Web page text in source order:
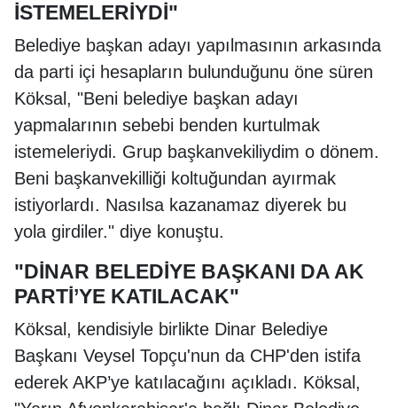
İSTEMELERİYDİ"
Belediye başkan adayı yapılmasının arkasında
da parti içi hesapların bulunduğunu öne süren
Köksal, "Beni belediye başkan adayı
yapmalarının sebebi benden kurtulmak
istemeleriydi. Grup başkanvekiliydim o dönem.
Beni başkanvekilliği koltuğundan ayırmak
istiyorlardı. Nasılsa kazanamaz diyerek bu
yola girdiler." diye konuştu.
"DİNAR BELEDİYE BAŞKANI DA AK
PARTİ’YE KATILACAK"
Köksal, kendisiyle birlikte Dinar Belediye
Başkanı Veysel Topçu'nun da CHP'den istifa
ederek AKP’ye katılacağını açıkladı. Köksal,